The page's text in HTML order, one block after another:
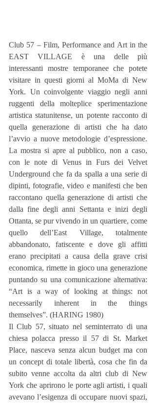
Club 57 – Film, Performance and Art in the
EAST VILLAGE è una delle più
interessanti mostre temporanee che potete
visitare in questi giorni al MoMa di New
York. Un coinvolgente viaggio negli anni
ruggenti della molteplice sperimentazione
artistica statunitense, un potente racconto di
quella generazione di artisti che ha dato
l’avvio a nuove metodologie d’espressione.
La mostra si apre al pubblico, non a caso,
con le note di Venus in Furs dei Velvet
Underground che fa da spalla a una serie di
dipinti, fotografie, video e manifesti che ben
raccontano quella generazione di artisti che
dalla fine degli anni Settanta e inizi degli
Ottanta, se pur vivendo in un quartiere, come
quello dell’East Village, totalmente
abbandonato, fatiscente e dove gli affitti
erano precipitati a causa della grave crisi
economica, rimette in gioco una generazione
puntando su una comunicazione alternativa:
“Art is a way of looking at things: not
necessarily inherent in the things
themselves”. (HARING 1980)
Il Club 57, situato nel seminterrato di una
chiesa polacca presso il 57 di St. Market
Place, nasceva senza alcun budget ma con
un concept di totale libertà, cosa che fin da
subito venne accolta da altri club di New
York che aprirono le porte agli artisti, i quali
avevano l’esigenza di occupare nuovi spazi,